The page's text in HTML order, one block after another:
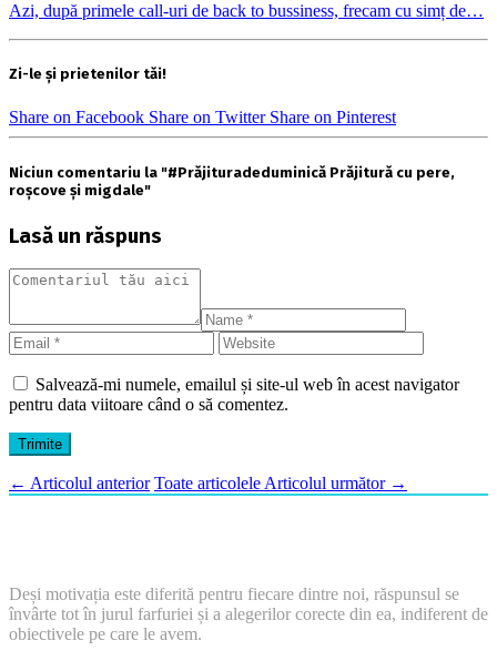
Azi, după primele call-uri de back to bussiness, frecam cu simț de…
Zi-le și prietenilor tăi!
Share on Facebook Share on Twitter Share on Pinterest
Niciun comentariu la "#Prăjituradeduminică Prăjitură cu pere,
roșcove și migdale"
Lasă un răspuns
Salvează-mi numele, emailul și site-ul web în acest navigator
pentru data viitoare când o să comentez.
← Articolul anterior Toate articoleleArticolul următor →
Deși motivația este diferită pentru fiecare dintre noi, răspunsul se
învârte tot în jurul farfuriei și a alegerilor corecte din ea, indiferent de
obiectivele pe care le avem.